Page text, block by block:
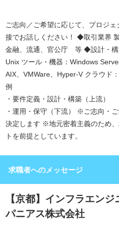
ご志向／ご希望に応じて、プロジ
接でお話しください！ ◆取引業界
金融、流通、官公庁 等 ◆設計・構
Unix ツール・機器：Windows
AIX、VMWare、Hyper-V クラウド
例
・要件定義・設計・構築（上流）
・運用・保守（下流） ※ご志向・
決定します ※地元密着主義のため
トを前提としています。
求職者へのメッセージ
【京都】インフラエン
パニアス株式会社